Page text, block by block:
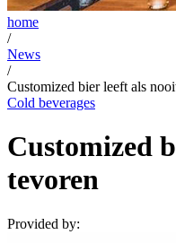
home
/
News
/
Customized bier leeft als
Cold beverages
Customized
tevoren
Provided by: